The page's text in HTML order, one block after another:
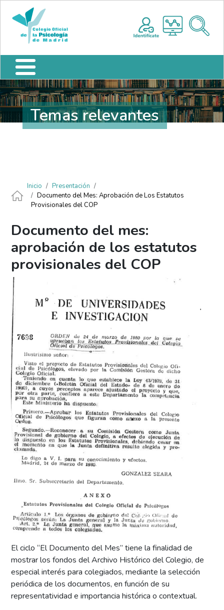
este
incluye
sistema
de
accesibilidad.
Pasar al contenido principal
Temas relevantes
Ruta de navegación
Inicio
Presentación
Documento del Mes: Aprobación de Los Estatutos
Provisionales del COP
Documento del mes:
aprobación de los estatutos
provisionales del COP
El ciclo “El Documento del Mes” tiene la finalidad de
mostrar los fondos del Archivo Histórico del Colegio, de
especial interés para colegiados, mediante la selección
periódica de los documentos, en función de su
representatividad e importancia histórica o contextual.